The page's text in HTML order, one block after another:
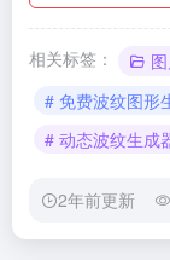
相关标签：
# 免费波纹图形
# 动态波纹生成
2年前更新